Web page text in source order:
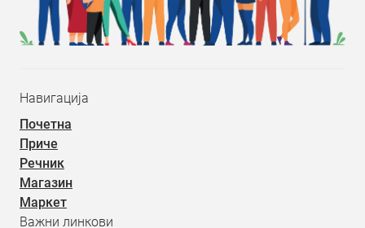
Навигација
Почетна
Приче
Речник
Магазин
Маркет
Важни линкови